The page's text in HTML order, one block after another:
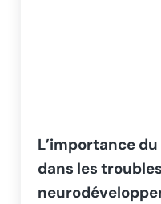
L’importance
dans les